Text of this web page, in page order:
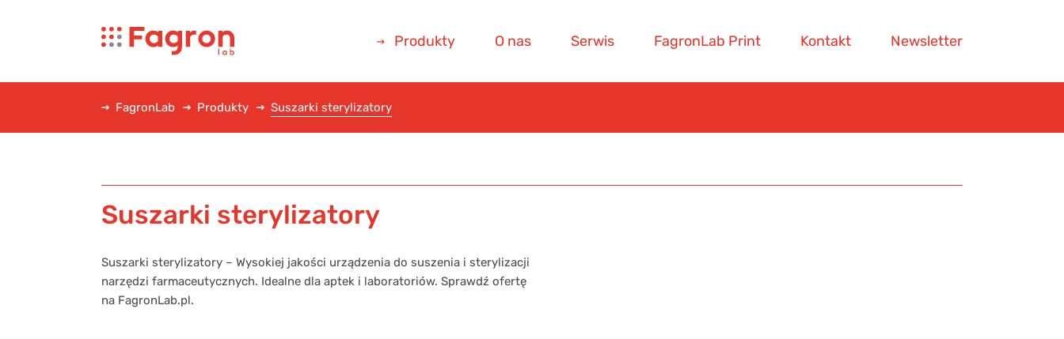
Produkty O nas Serwis FagronLab Print Kontakt Newsletter
FagronLab Produkty Suszarki sterylizatory
Suszarki sterylizatory
Suszarki sterylizatory – Wysokiej jakości urządzenia do suszenia i sterylizacji
narzędzi farmaceutycznych. Idealne dla aptek i laboratoriów. Sprawdź ofertę
na FagronLab.pl.